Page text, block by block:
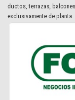
ductos, terrazas,
exclusivamente de planta.